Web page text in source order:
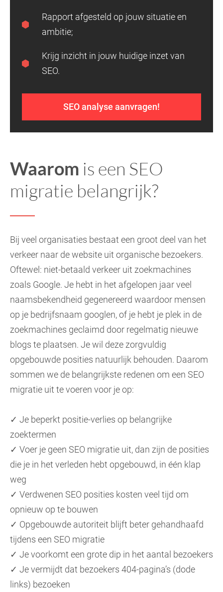
Rapport afgesteld op jouw situatie en
ambitie;
Krijg inzicht in jouw huidige inzet van
SEO.
SEO analyse aanvragen!
Waarom is een SEO
migratie belangrijk?
Bij veel organisaties bestaat een groot deel van het
verkeer naar de website uit organische bezoekers.
Oftewel: niet-betaald verkeer uit zoekmachines
zoals Google. Je hebt in het afgelopen jaar veel
naamsbekendheid gegenereerd waardoor mensen
op je bedrijfsnaam googlen, of je hebt je plek in de
zoekmachines geclaimd door regelmatig nieuwe
blogs te plaatsen. Je wil deze zorgvuldig
opgebouwde posities natuurlijk behouden. Daarom
sommen we de belangrijkste redenen om een SEO
migratie uit te voeren voor je op:
✓ Je beperkt positie-verlies op belangrijke
zoektermen
✓ Voer je geen SEO migratie uit, dan zijn de posities
die je in het verleden hebt opgebouwd, in één klap
weg
✓ Verdwenen SEO posities kosten veel tijd om
opnieuw op te bouwen
✓ Opgebouwde autoriteit blijft beter gehandhaafd
tijdens een SEO migratie
✓ Je voorkomt een grote dip in het aantal bezoekers
✓ Je vermijdt dat bezoekers 404-pagina’s (dode
links) bezoeken